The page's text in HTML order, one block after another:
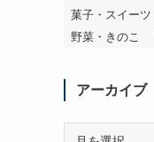
菓子・スイーツ
野菜・きのこ
アーカイブ